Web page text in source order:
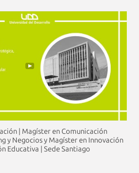
| Magíster en Comunicación
y Negocios y Magíster en Innovación
Educativa | Sede Santiago